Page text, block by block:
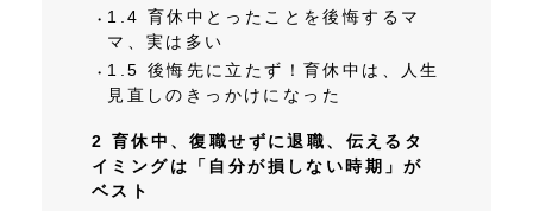
1.4 育休中とったことを後悔するマ
マ、実は多い
1.5 後悔先に立たず！育休中は、人生
見直しのきっかけになった
2 育休中、復職せずに退職、伝えるタ
イミングは「自分が損しない時期」が
ベスト